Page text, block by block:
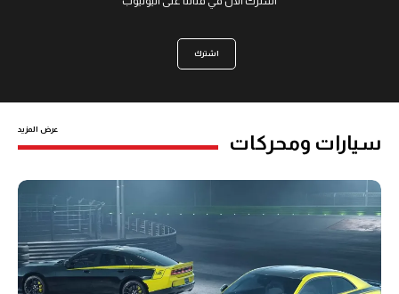
اشترك
سيارات ومحركات
عرض المزيد